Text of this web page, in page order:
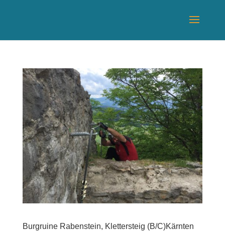
Burgruine Rabenstein, Klettersteig (B/C)Kärnten